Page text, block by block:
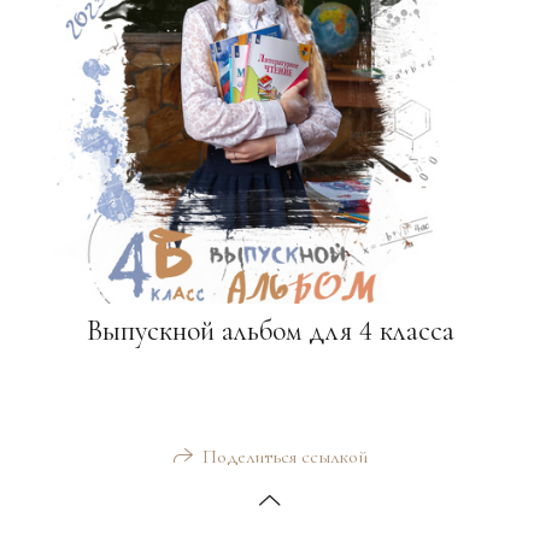
Выпускной альбом для 4 класса
Поделиться ссылкой